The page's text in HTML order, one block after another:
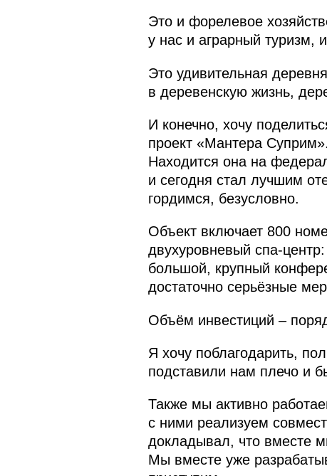
Это и форелевое
у нас и аграрный туризм,
Это удивительная
в деревенскую жизнь,
И конечно, хочу
проект «Мантера
Находится она на
и сегодня стал лучшим
гордимся, безусловно.
Объект включает 800
двухуровневый спа-
большой, крупный
достаточно серьёзные
Объём инвестиций –
Я хочу поблагодарить,
подставили нам плечо и
Также мы активно
с ними реализуем
докладывал, что вместе
Мы вместе уже